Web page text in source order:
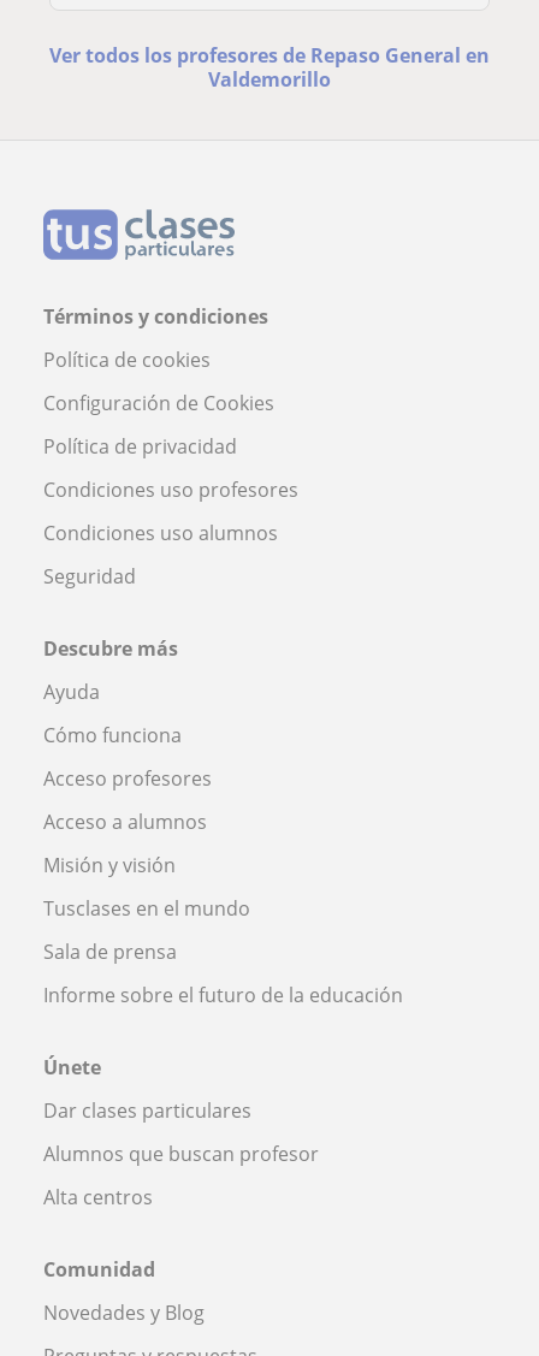
Ver todos los profesores de Repaso General en
Valdemorillo
Términos y condiciones
Política de cookies
Configuración de Cookies
Política de privacidad
Condiciones uso profesores
Condiciones uso alumnos
Seguridad
Descubre más
Ayuda
Cómo funciona
Acceso profesores
Acceso a alumnos
Misión y visión
Tusclases en el mundo
Sala de prensa
Informe sobre el futuro de la educación
Únete
Dar clases particulares
Alumnos que buscan profesor
Alta centros
Comunidad
Novedades y Blog